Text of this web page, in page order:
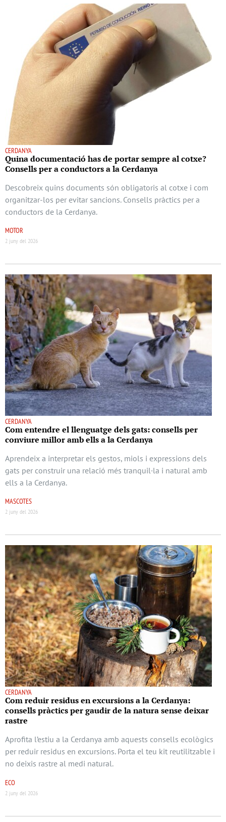
CERDANYA
Quina documentació has de portar sempre al cotxe?
Consells per a conductors a la Cerdanya
Descobreix quins documents són obligatoris al cotxe i com
organitzar-los per evitar sancions. Consells pràctics per a
conductors de la Cerdanya.
MOTOR
2 juny del 2026
CERDANYA
Com entendre el llenguatge dels gats: consells per
conviure millor amb ells a la Cerdanya
Aprendeix a interpretar els gestos, miols i expressions dels
gats per construir una relació més tranquil·la i natural amb
ells a la Cerdanya.
MASCOTES
2 juny del 2026
CERDANYA
Com reduir residus en excursions a la Cerdanya:
consells pràctics per gaudir de la natura sense deixar
rastre
Aprofita l’estiu a la Cerdanya amb aquests consells ecològics
per reduir residus en excursions. Porta el teu kit reutilitzable i
no deixis rastre al medi natural.
ECO
2 juny del 2026